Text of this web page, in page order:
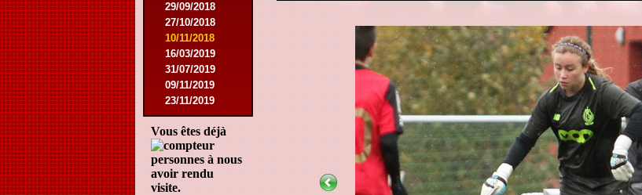
29/09/2018
27/10/2018
10/11/2018
16/03/2019
31/07/2019
09/11/2019
23/11/2019
Vous êtes déjà
personnes à nous
avoir rendu
visite.